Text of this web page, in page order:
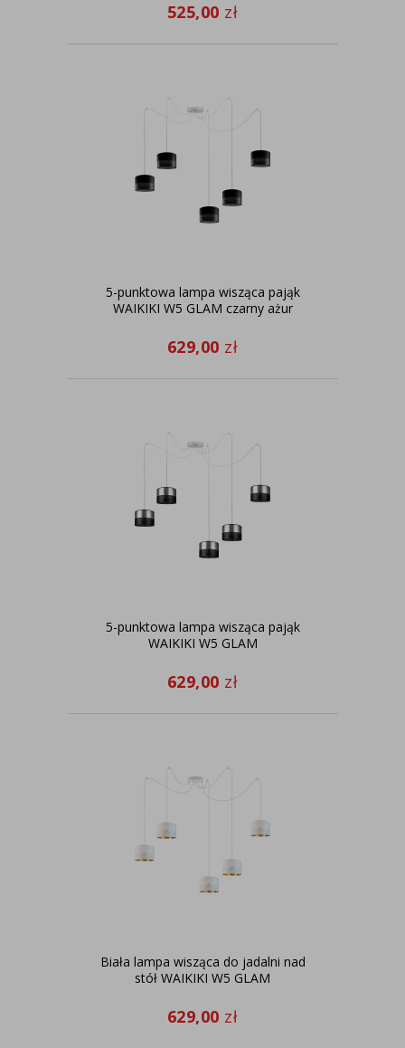
525,00 zł
5-punktowa lampa wisząca pająk
WAIKIKI W5 GLAM czarny ażur
629,00 zł
5-punktowa lampa wisząca pająk
WAIKIKI W5 GLAM
629,00 zł
Biała lampa wisząca do jadalni nad
stół WAIKIKI W5 GLAM
629,00 zł